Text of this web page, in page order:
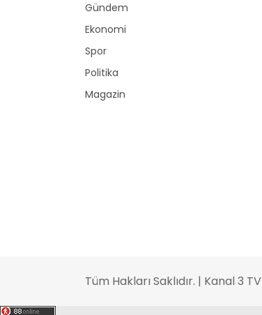
Gündem
Ekonomi
Spor
Politika
Magazin
Tüm Hakları Saklıdır. | Kanal 3 TV